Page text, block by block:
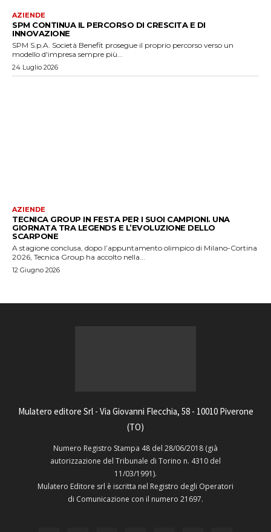
AZIENDE
SPM CONTINUA IL PERCORSO DI CRESCITA E DI
INNOVAZIONE
SPM S.p.A. Società Benefit prosegue il proprio percorso verso un
modello d'impresa sempre più...
24 Luglio 2026
AZIENDE
TECNICA GROUP IN FESTA PER I SUOI CAMPIONI. UNA
GIORNATA TRA LEGENDS E L’EVOLUZIONE DELLO
SCARPONE
A stagione conclusa, dopo l’appuntamento olimpico di Milano-Cortina
2026, Tecnica Group ha accolto nella...
12 Giugno 2026
Mulatero editore Srl - Via Giovanni Flecchia, 58 - 10010 Piverone
(TO)
Numero Registro Stampa 48 del 28/06/2018 (già
autorizzazione del Tribunale di Torino n. 4310 del
11/03/1991).
Mulatero Editore srl è iscritta nel Registro degli Operatori
di Comunicazione con il numero 21697.